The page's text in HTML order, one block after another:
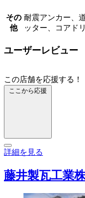
その
他
耐震アンカー、
ッター、コアド
ユーザーレビュー
この店舗を応援する！
ここから応援
詳細を見る
藤井製瓦工業